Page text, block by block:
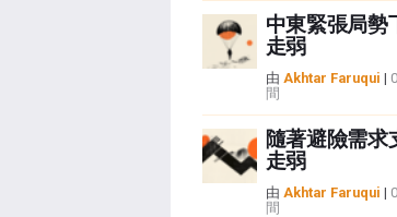
中東緊張局勢
走弱
由 Akhtar Faruqui |
間
隨著避險需求
走弱
由 Akhtar Faruqui |
間